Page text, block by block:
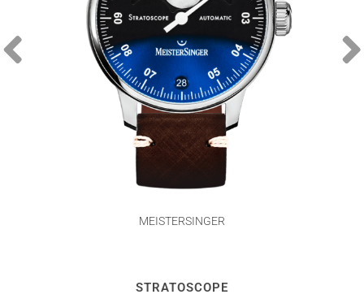
MEISTERSINGER
STRATOSCOPE